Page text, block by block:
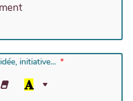
initiative...